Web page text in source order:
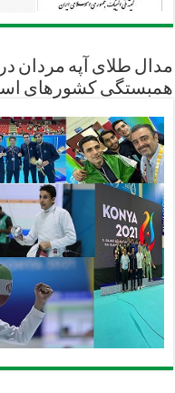
مدال طلای آپه مردان
همبستگی کشورهای